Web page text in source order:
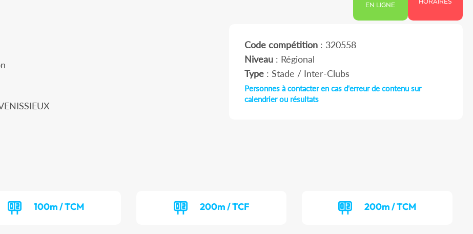
EN LIGNE
HORAIRES
Code compétition: 320558
Niveau: Régional
Type: Stade / Inter-Clubs
Personnes à contacter en cas d'erreur de contenu sur
calendrier ou résultats
100m / TCM 200m / TCF 200m / TCM